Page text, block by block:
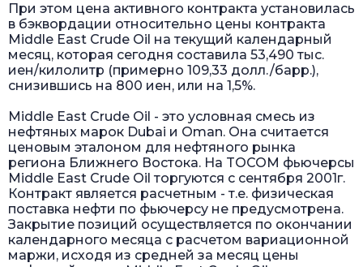
При этом цена активного контракта установилась
в бэквордации относительно цены контракта
Middle East Crude Oil на текущий календарный
месяц, которая сегодня составила 53,490 тыс.
иен/килолитр (примерно 109,33 долл./барр.),
снизившись на 800 иен, или на 1,5%.
Middle East Crude Oil - это условная смесь из
нефтяных марок Dubai и Oman. Она считается
ценовым эталоном для нефтяного рынка
региона Ближнего Востока. На TOCOM фьючерсы
Middle East Crude Oil торгуются с сентября 2001г.
Контракт является расчетным - т.е. физическая
поставка нефти по фьючерсу не предусмотрена.
Закрытие позиций осуществляется по окончании
календарного месяца с расчетом вариационной
маржи, исходя из средней за месяц цены